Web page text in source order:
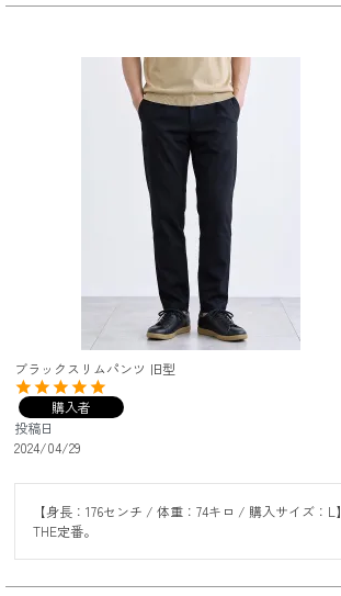
ブラックスリムパンツ 旧型
購入者
投稿日
2024/04/29
【身長：176センチ / 体重：74キロ / 購入サイズ：L】
THE定番。